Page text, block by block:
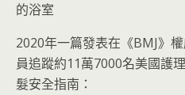
的浴室
2020年一篇發表在《BMJ》
員追蹤約11萬7000名美國護
髮安全指南：